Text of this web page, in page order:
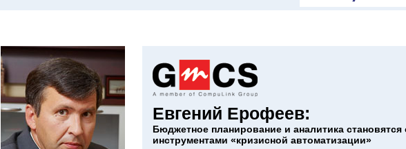
Евгений Ерофеев:
Бюджетное планирование и аналитика
инструментами «кризисной автоматизации»